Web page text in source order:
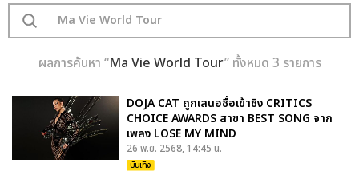
ผลการค้นหา “Ma Vie World Tour” ทั้งหมด 3 รายการ
DOJA CAT ถูกเสนอชื่อเข้าชิง CRITICS
CHOICE AWARDS สาขา BEST SONG จาก
เพลง LOSE MY MIND
26 พ.ย. 2568, 14:45 น.
บันเทิง